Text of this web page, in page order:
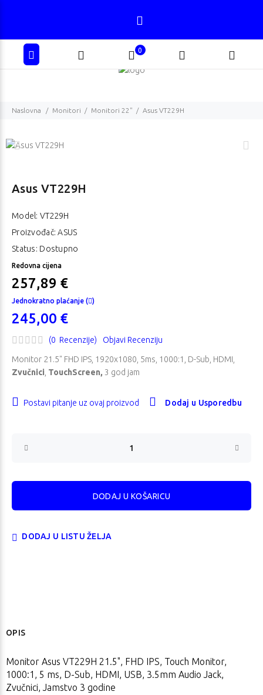
0
Naslovna Monitori Monitori 22" Asus VT229H
Asus VT229H
Model: VT229H
Proizvođač: ASUS
Status: Dostupno
Redovna cijena
257,89 €
Jednokratno plaćanje ( )
245,00 €
(0 Recenzije) Objavi Recenziju
Monitor 21.5" FHD IPS, 1920x1080, 5ms, 1000:1, D-Sub, HDMI,
Zvučnici TouchScreen, 3 god jam
Postavi pitanje uz ovaj proizvod Dodaj u Usporedbu
DODAJ U LISTU ŽELJA
OPIS
Monitor Asus VT229H 21.5", FHD IPS, Touch Monitor,
1000:1, 5 ms, D-Sub, HDMI, USB, 3.5mm Audio Jack,
Zvučnici, Jamstvo 3 godine